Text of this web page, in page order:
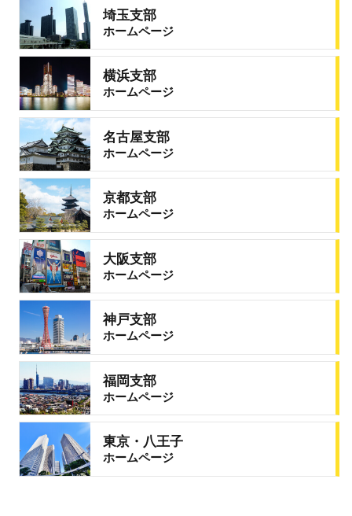
埼玉支部
ホームページ
横浜支部
ホームページ
名古屋支部
ホームページ
京都支部
ホームページ
大阪支部
ホームページ
神戸支部
ホームページ
福岡支部
ホームページ
東京・八王子
ホームページ